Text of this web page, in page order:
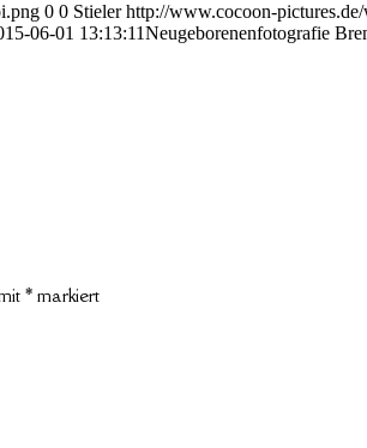
0 0 Stieler http://www.cocoon-
06-01 13:13:11Neugeborenenfotografie
* markiert